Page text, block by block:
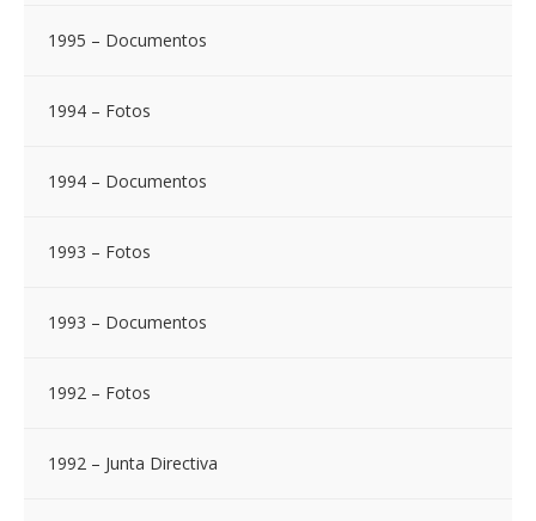
1995 – Documentos
1994 – Fotos
1994 – Documentos
1993 – Fotos
1993 – Documentos
1992 – Fotos
1992 – Junta Directiva